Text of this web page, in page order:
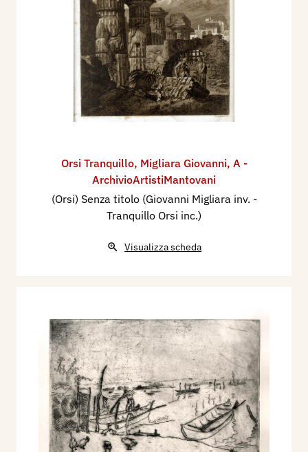
Orsi Tranquillo, Migliara Giovanni, A -
ArchivioArtistiMantovani
(Orsi) Senza titolo (Giovanni Migliara inv. -
Tranquillo Orsi inc.)
Visualizza scheda